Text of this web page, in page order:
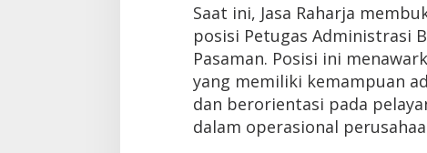
Saat ini, Jasa Raharja
posisi Petugas Administrasi
Pasaman. Posisi ini
yang memiliki kemampuan
dan berorientasi pada
dalam operasional